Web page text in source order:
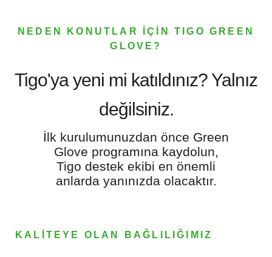
NEDEN KONUTLAR İÇİN TIGO GREEN
GLOVE?
Tigo'ya yeni mi katıldınız? Yalnız
değilsiniz.
İlk kurulumunuzdan önce Green
Glove programına kaydolun,
Tigo destek ekibi en önemli
anlarda yanınızda olacaktır.
KALİTEYE OLAN BAĞLILIĞIMIZ